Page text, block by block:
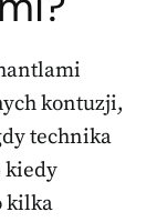
kontuzji,
technika
kiedy
kilka